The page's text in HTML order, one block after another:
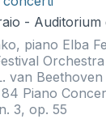
- Auditorium
piano Elba
van
Piano
3, op. 55